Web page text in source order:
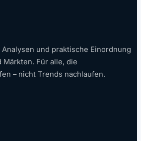
und praktische Einordnung
Märkten. Für alle, die
– nicht Trends nachlaufen.